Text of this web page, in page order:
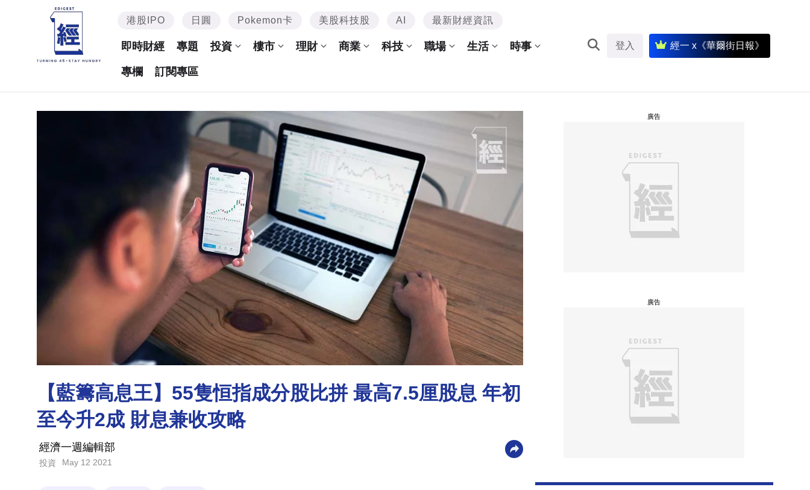
港股IPO 日圓 Pokemon卡 美股科技股 AI 最新財經資訊
即時財經 專題 投資 樓市 理財 商業 科技 職場 生活 時事
專欄 訂閱專區
登入 經一 x《華爾街日報》
【藍籌高息王】55隻恒指成分股比拼 最高7.5厘股息 年初
至今升2成 財息兼收攻略
經濟一週編輯部
投資 May 12 2021
廣告
廣告